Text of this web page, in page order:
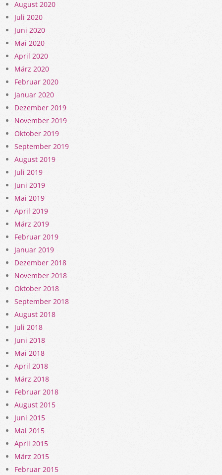
August 2020
Juli 2020
Juni 2020
Mai 2020
April 2020
März 2020
Februar 2020
Januar 2020
Dezember 2019
November 2019
Oktober 2019
September 2019
August 2019
Juli 2019
Juni 2019
Mai 2019
April 2019
März 2019
Februar 2019
Januar 2019
Dezember 2018
November 2018
Oktober 2018
September 2018
August 2018
Juli 2018
Juni 2018
Mai 2018
April 2018
März 2018
Februar 2018
August 2015
Juni 2015
Mai 2015
April 2015
März 2015
Februar 2015